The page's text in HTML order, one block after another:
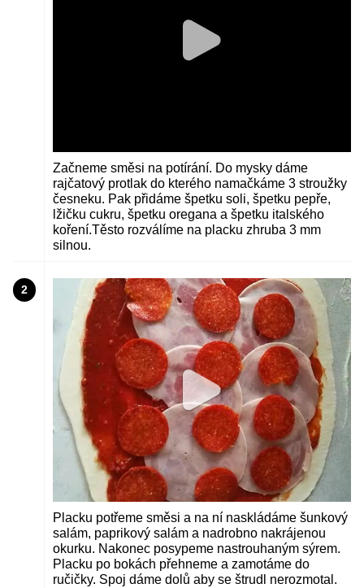
Začneme směsi na potírání. Do mysky dáme
rajčatový protlak do kterého namačkáme 3 stroužky
česneku. Pak přidáme špetku soli, špetku pepře,
lžičku cukru, špetku oregana a špetku italského
koření.Těsto rozválíme na placku zhruba 3 mm
silnou.
2
Placku potřeme směsi a na ní naskládáme šunkový
salám, paprikový salám a nadrobno nakrájenou
okurku. Nakonec posypeme nastrouhaným sýrem.
Placku po bokách přehneme a zamotáme do
ručičky. Spoj dáme dolů aby se štrudl nerozmotal.